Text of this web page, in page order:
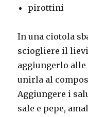
pirottini
In una ciotola
sciogliere il
aggiungerlo alle
unirla al
Aggiungere i
sale e pepe,